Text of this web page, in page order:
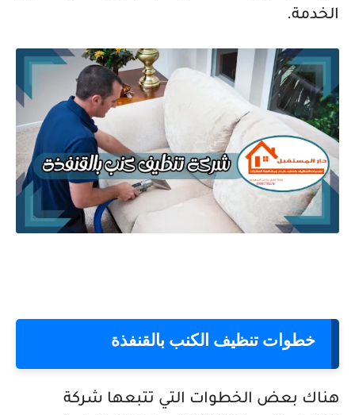
الخدمة.
خطوات تنظيف الكنب بالقنفذة
هناك بعض الخطوات التي تتبعها شركة